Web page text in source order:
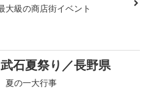
大級の商店街イベント
石夏祭り／長野県
の一大行事